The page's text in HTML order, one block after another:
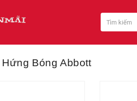
Bóng Abbott